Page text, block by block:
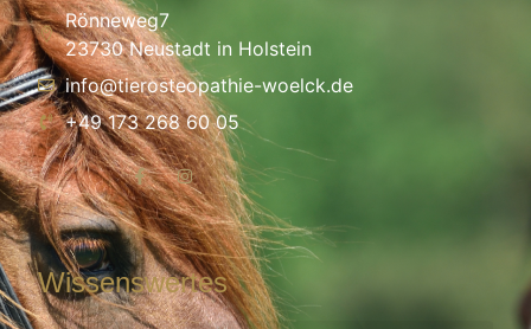
Rönneweg7
23730 Neustadt in Holstein
info@tierosteopathie-woelck.de
+49 173 268 60 05
Wissenswertes